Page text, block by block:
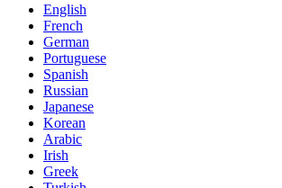
English
French
German
Portuguese
Spanish
Russian
Japanese
Korean
Arabic
Irish
Greek